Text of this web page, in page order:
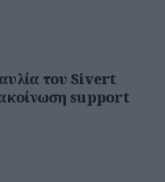
του Sivert
support